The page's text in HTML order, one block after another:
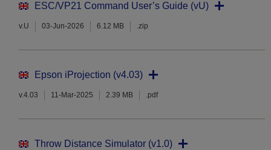
ESC/VP21 Command User’s Guide (vU)
v.U 03-Jun-2026 6.12 MB .zip
Epson iProjection (v4.03)
v.4.03 11-Mar-2025 2.39 MB .pdf
Throw Distance Simulator (v1.0)